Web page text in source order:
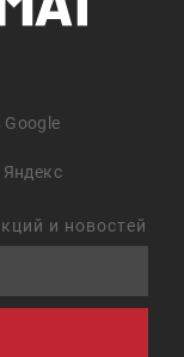
Google
Яндекс
и новостей